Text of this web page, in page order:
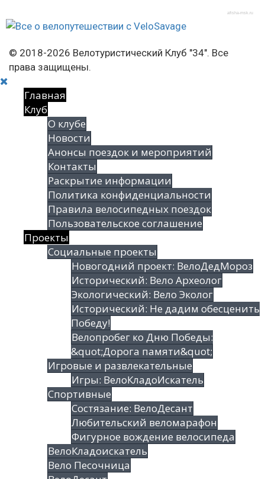
afisha-msk.ru
© 2018-2026 Велотуристический Клуб "34". Все
права защищены.
Главная
Клуб
О клубе
Новости
Анонсы поездок и мероприятий
Контакты
Раскрытие информации
Политика конфиденциальности
Правила велосипедных поездок
Пользовательское соглашение
Проекты
Социальные проекты
Новогодний проект: ВелоДедМороз
Исторический: Вело Археолог
Экологический: Вело Эколог
Исторический: Не дадим обесценить
Победу!
Велопробег ко Дню Победы:
&quot;Дорога памяти&quot;
Игровые и развлекательные
Игры: ВелоКладоИскатель
Спортивные
Состязание: ВелоДесант
Любительский веломарафон
Фигурное вождение велосипеда
ВелоКладоискатель
Вело Песочница